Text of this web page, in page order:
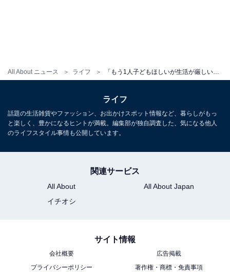
All About ニュース ライフ
ライフ
話題の生活雑貨やファッション、お出かけスポット情報など、暮らしがもっ
と楽しく、豊かになるヒントが満載。編集部が独自調査した、気になる他人
のライフスタイル事情も公開しています。
関連サービス
All About
All About Japan
イチオシ
サイト情報
会社概要
広告掲載
プライバシーポリシー
著作権・商標・免責事項